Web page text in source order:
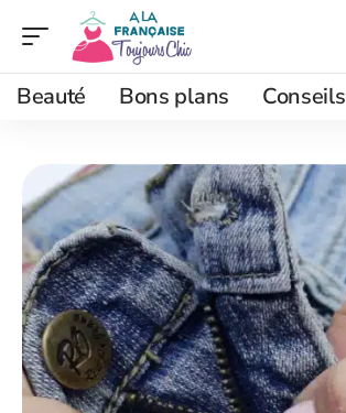
Beauté Bons plans Conseils